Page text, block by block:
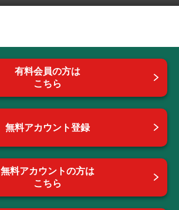
有料会員の方は
こちら
無料アカウント登録
無料アカウントの方は
こちら